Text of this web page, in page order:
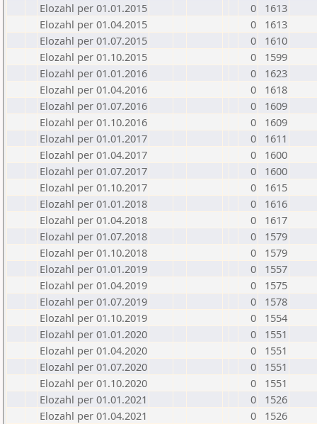
Elozahl per 01.01.2015
0
1613
Elozahl per 01.04.2015
0
1613
Elozahl per 01.07.2015
0
1610
Elozahl per 01.10.2015
0
1599
Elozahl per 01.01.2016
0
1623
Elozahl per 01.04.2016
0
1618
Elozahl per 01.07.2016
0
1609
Elozahl per 01.10.2016
0
1609
Elozahl per 01.01.2017
0
1611
Elozahl per 01.04.2017
0
1600
Elozahl per 01.07.2017
0
1600
Elozahl per 01.10.2017
0
1615
Elozahl per 01.01.2018
0
1616
Elozahl per 01.04.2018
0
1617
Elozahl per 01.07.2018
0
1579
Elozahl per 01.10.2018
0
1579
Elozahl per 01.01.2019
0
1557
Elozahl per 01.04.2019
0
1575
Elozahl per 01.07.2019
0
1578
Elozahl per 01.10.2019
0
1554
Elozahl per 01.01.2020
0
1551
Elozahl per 01.04.2020
0
1551
Elozahl per 01.07.2020
0
1551
Elozahl per 01.10.2020
0
1551
Elozahl per 01.01.2021
0
1526
Elozahl per 01.04.2021
0
1526